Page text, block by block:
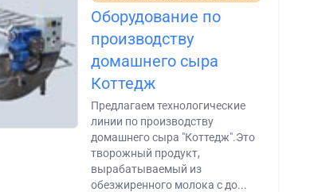
Оборудование по
производству
домашнего сыра
Коттедж
Предлагаем технологические
линии по производству
домашнего сыра "Коттедж".Это
творожный продукт,
вырабатываемый из
обезжиренного молока с до...